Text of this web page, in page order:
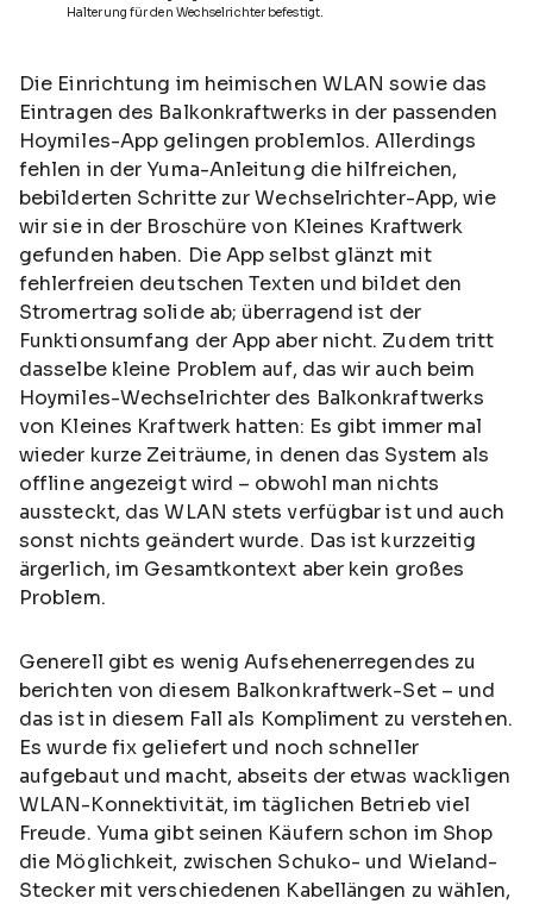
Halterung für den Wechselrichter befestigt.
Die Einrichtung im heimischen WLAN sowie das
Eintragen des Balkonkraftwerks in der passenden
Hoymiles-App gelingen problemlos. Allerdings
fehlen in der Yuma-Anleitung die hilfreichen,
bebilderten Schritte zur Wechselrichter-App, wie
wir sie in der Broschüre von Kleines Kraftwerk
gefunden haben. Die App selbst glänzt mit
fehlerfreien deutschen Texten und bildet den
Stromertrag solide ab; überragend ist der
Funktionsumfang der App aber nicht. Zudem tritt
dasselbe kleine Problem auf, das wir auch beim
Hoymiles-Wechselrichter des Balkonkraftwerks
von Kleines Kraftwerk hatten: Es gibt immer mal
wieder kurze Zeiträume, in denen das System als
offline angezeigt wird – obwohl man nichts
aussteckt, das WLAN stets verfügbar ist und auch
sonst nichts geändert wurde. Das ist kurzzeitig
ärgerlich, im Gesamtkontext aber kein großes
Problem.
Generell gibt es wenig Aufsehenerregendes zu
berichten von diesem Balkonkraftwerk-Set – und
das ist in diesem Fall als Kompliment zu verstehen.
Es wurde fix geliefert und noch schneller
aufgebaut und macht, abseits der etwas wackligen
WLAN-Konnektivität, im täglichen Betrieb viel
Freude. Yuma gibt seinen Käufern schon im Shop
die Möglichkeit, zwischen Schuko- und Wieland-
Stecker mit verschiedenen Kabellängen zu wählen,